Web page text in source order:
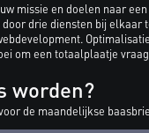
missie en doelen naar
drie diensten bij elkaar
om een totaalplaatje
worden?
de maandelijkse